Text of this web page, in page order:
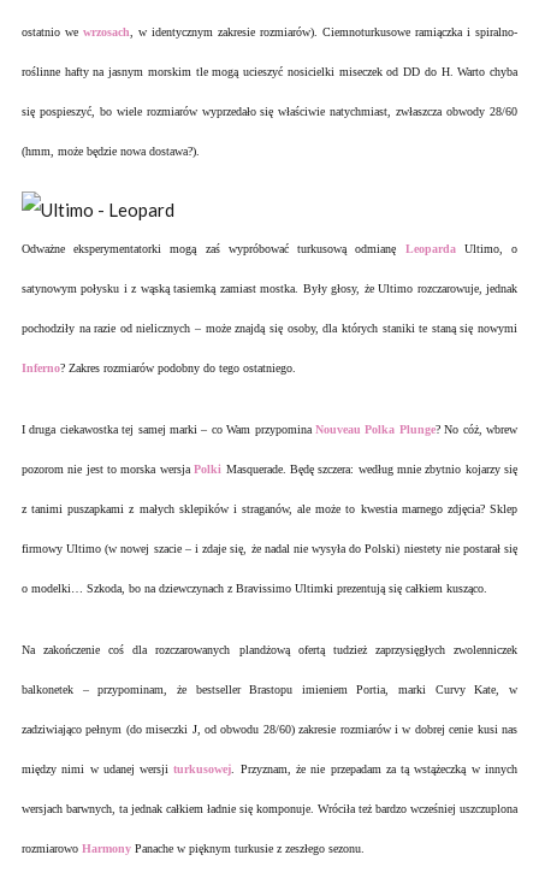
ostatnio we wrzosach , w identycznym zakresie rozmiarów). Ciemnoturkusowe ramiączka i spiralno-
roślinne hafty na jasnym morskim tle mogą ucieszyć nosicielki miseczek od DD do H. Warto chyba
się pospieszyć, bo wiele rozmiarów wyprzedało się właściwie natychmiast, zwłaszcza obwody 28/60
(hmm, może będzie nowa dostawa?).
Odważne eksperymentatorki mogą zaś wypróbować turkusową odmianę LeopardaUltimo, o
satynowym połysku i z wąską tasiemką zamiast mostka. Były głosy, że Ultimo rozczarowuje, jednak
pochodziły na razie od nielicznych – może znajdą się osoby, dla których staniki te staną się nowymi
Inferno? Zakres rozmiarów podobny do tego ostatniego.
I druga ciekawostka tej samej marki – co Wam przypominaNouveau Polka Plunge? No cóż, wbrew
pozorom nie jest to morska wersjaPolki Masquerade. Będę szczera: według mnie zbytnio kojarzy się
z tanimi puszapkami z małych sklepików i straganów, ale może to kwestia marnego zdjęcia? Sklep
firmowy Ultimo (w nowej szacie – i zdaje się, że nadal nie wysyła do Polski) niestety nie postarał się
o modelki… Szkoda, bo na dziewczynach z Bravissimo Ultimki prezentują się całkiem kusząco.
Na zakończenie coś dla rozczarowanych plandżową ofertą tudzież zaprzysięgłych zwolenniczek
balkonetek – przypominam, że bestseller Brastopu imieniem Portia, marki Curvy Kate, w
zadziwiająco pełnym (do miseczki J, od obwodu 28/60) zakresie rozmiarów i w dobrej cenie kusi nas
między nimi w udanej wersjiturkusowej . Przyznam, że nie przepadam za tą wstążeczką w innych
wersjach barwnych, ta jednak całkiem ładnie się komponuje. Wróciła też bardzo wcześniej uszczuplona
rozmiarowo HarmonyPanache w pięknym turkusie z zeszłego sezonu.